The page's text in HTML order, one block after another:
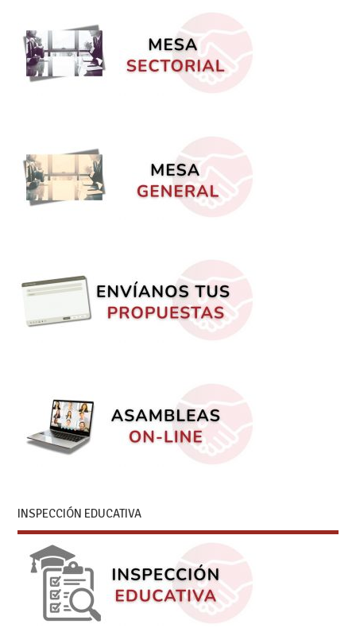
INSPECCIÓN EDUCATIVA